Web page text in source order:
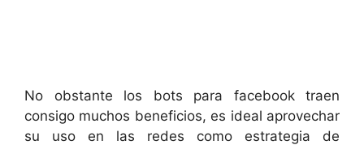
No obstante los bots para facebook traen
consigo muchos beneficios, es ideal aprovechar
su uso en las redes como estrategia de